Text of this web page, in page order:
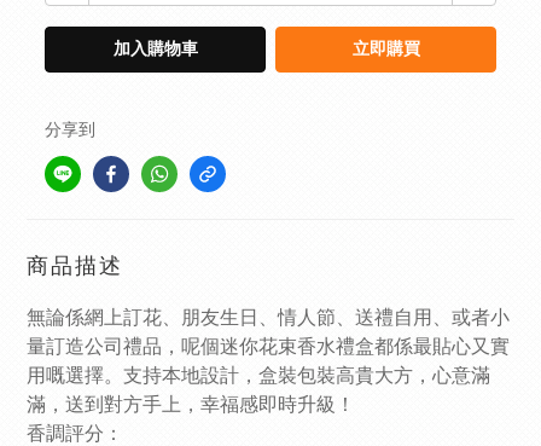
加入購物車 立即購買
分享到
商品描述
無論係網上訂花、朋友生日、情人節、送禮自用、或者小
量訂造公司禮品，呢個迷你花束香水禮盒都係最貼心又實
用嘅選擇。支持本地設計，盒裝包裝高貴大方，心意滿
滿，送到對方手上，幸福感即時升級！
香調評分：